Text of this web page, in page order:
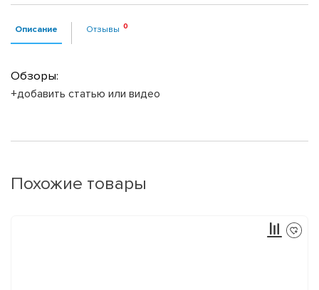
Описание Отзывы
Обзоры:
+добавить статью или видео
Похожие товары